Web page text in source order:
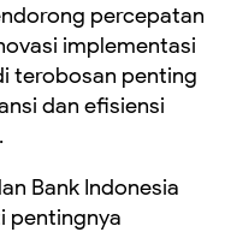
percepatan
implementasi
terobosan penting
dan efisiensi
Bank Indonesia
pentingnya